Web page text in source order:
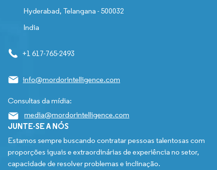
Hyderabad, Telangana - 500032
India
+1 617-765-2493
info@mordorintelligence.com
Consultas da mídia:
media@mordorintelligence.com
JUNTE-SE A NÓS
Estamos sempre buscando contratar pessoas talentosas com
proporções iguais e extraordinárias de experiência no setor,
capacidade de resolver problemas e inclinação.